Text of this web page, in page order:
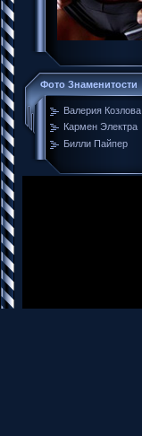
Фото Знаменитости
Валерия Козлова
Кармен Электра
Билли Пайпер